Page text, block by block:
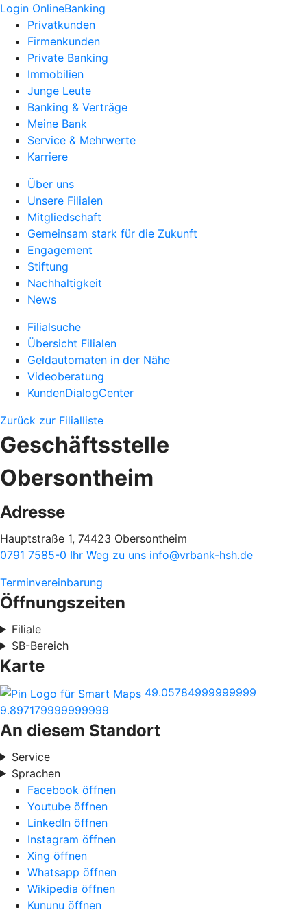
Login OnlineBanking
Privatkunden
Firmenkunden
Private Banking
Immobilien
Junge Leute
Banking & Verträge
Meine Bank
Service & Mehrwerte
Karriere
Über uns
Unsere Filialen
Mitgliedschaft
Gemeinsam stark für die Zukunft
Engagement
Stiftung
Nachhaltigkeit
News
Filialsuche
Übersicht Filialen
Geldautomaten in der Nähe
Videoberatung
KundenDialogCenter
Zurück zur Filialliste
Geschäftsstelle
Obersontheim
Adresse
Hauptstraße 1, 74423 Obersontheim
0791 7585-0 Ihr Weg zu uns info@vrbank-hsh.de
Terminvereinbarung
Öffnungszeiten
Filiale
SB-Bereich
Karte
49.05784999999999
9.897179999999999
An diesem Standort
Service
Sprachen
Facebook öffnen
Youtube öffnen
LinkedIn öffnen
Instagram öffnen
Xing öffnen
Whatsapp öffnen
Wikipedia öffnen
Kununu öffnen